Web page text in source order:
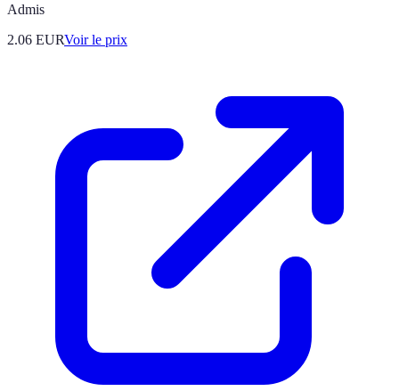
Admis
2.06 EURVoir le prix